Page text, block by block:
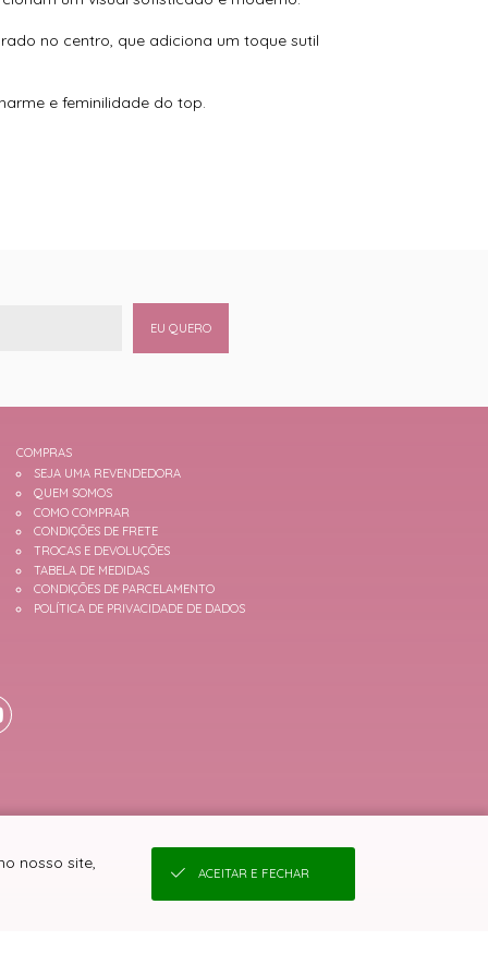
no centro, que adiciona um toque sutil
e feminilidade do top.
EU QUERO
COMPRAS
SEJA UMA REVENDEDORA
QUEM SOMOS
COMO COMPRAR
CONDIÇÕES DE FRETE
TROCAS E DEVOLUÇÕES
TABELA DE MEDIDAS
CONDIÇÕES DE PARCELAMENTO
POLÍTICA DE PRIVACIDADE DE DADOS
nosso site,
ACEITAR E FECHAR